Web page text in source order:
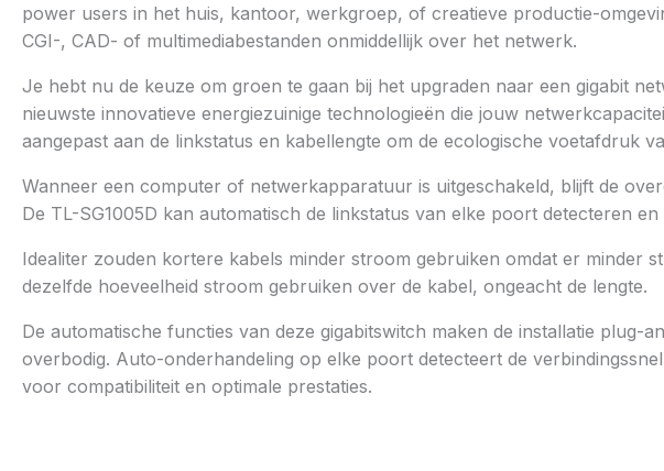
power users in het huis, kantoor, werkgroep, of creatieve productie-
CGI-, CAD- of multimediabestanden onmiddellijk over het netwerk.
Je hebt nu de keuze om groen te gaan bij het upgraden naar een gigabit
nieuwste innovatieve energiezuinige technologieën die jouw
aangepast aan de linkstatus en kabellengte om de ecologische voetafdruk
Wanneer een computer of netwerkapparatuur is uitgeschakeld, blijft de
De TL-SG1005D kan automatisch de linkstatus van elke poort detecteren
Idealiter zouden kortere kabels minder stroom gebruiken omdat er minder
dezelfde hoeveelheid stroom gebruiken over de kabel, ongeacht de lengte.
De automatische functies van deze gigabitswitch maken de installatie
overbodig. Auto-onderhandeling op elke poort detecteert de
voor compatibiliteit en optimale prestaties.